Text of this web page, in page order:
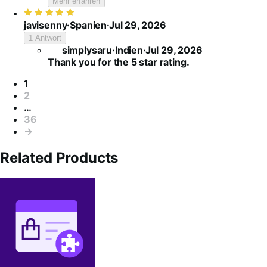
Bewertet
mit
von
javisenny·Spanien·Jul 29, 2026
1 Antwort
simplysaru·Indien·Jul 29, 2026
Thank you for the 5 star rating.
Seitennummerierung
1
2
…
36
→
Related Products